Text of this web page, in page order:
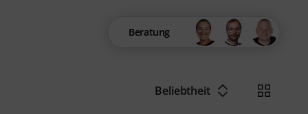
Beratung
Beliebtheit